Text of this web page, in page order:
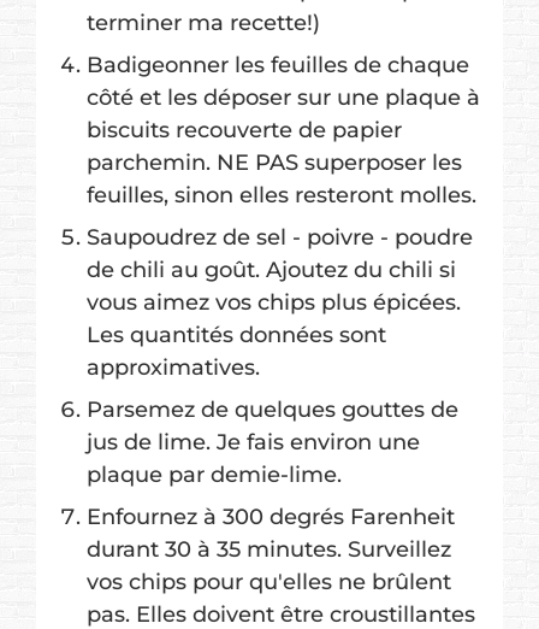
terminer ma recette!)
Badigeonner les feuilles de chaque
côté et les déposer sur une plaque à
biscuits recouverte de papier
parchemin. NE PAS superposer les
feuilles, sinon elles resteront molles.
Saupoudrez de sel - poivre - poudre
de chili au goût. Ajoutez du chili si
vous aimez vos chips plus épicées.
Les quantités données sont
approximatives.
Parsemez de quelques gouttes de
jus de lime. Je fais environ une
plaque par demie-lime.
Enfournez à 300 degrés Farenheit
durant 30 à 35 minutes. Surveillez
vos chips pour qu'elles ne brûlent
pas. Elles doivent être croustillantes